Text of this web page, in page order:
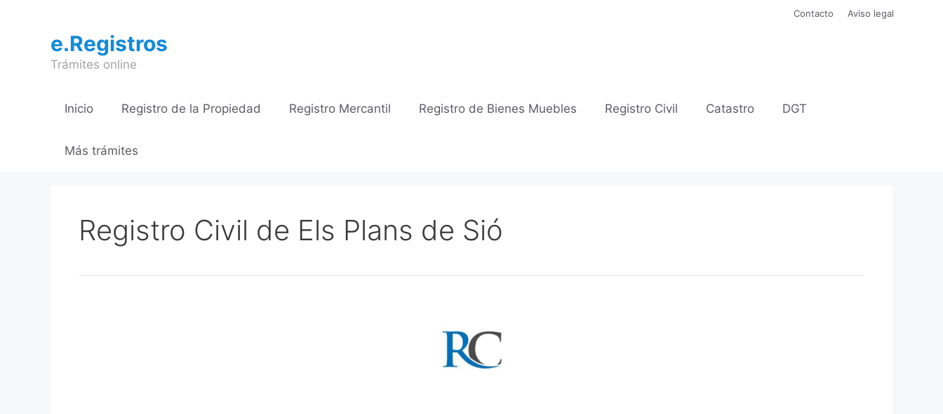
contenido
Contacto Aviso legal
e.Registros
Trámites online
Inicio Registro de la Propiedad Registro Mercantil Registro de Bienes Muebles Registro Civil Catastro DGT
Más trámites
Registro Civil de Els Plans de Sió